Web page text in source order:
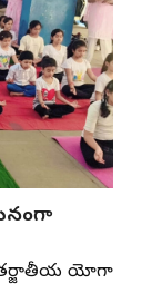
యోగా